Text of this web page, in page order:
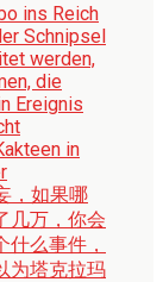
ins Reich
Schnipsel
werden,
die
Ereignis
in
，如果哪
几万，你会
么事件，
为塔克拉玛